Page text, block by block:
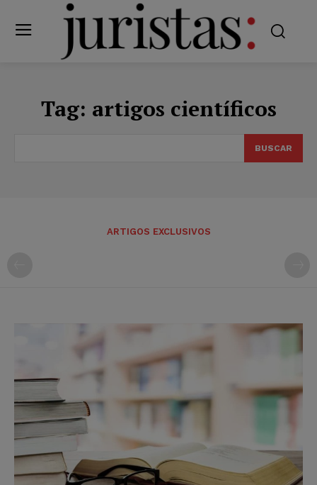
Tag: artigos científicos
BUSCAR
ARTIGOS EXCLUSIVOS